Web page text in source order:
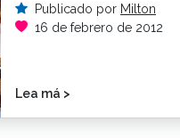
Publicado por Milton
16 de febrero de 2012
Lea má >